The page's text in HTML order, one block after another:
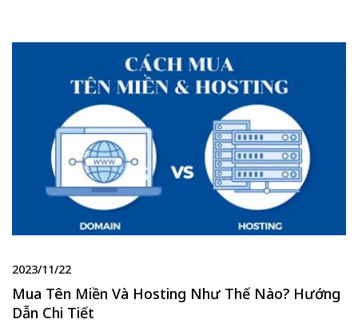
2023/11/22
Mua Tên Miền Và Hosting Như Thế Nào? Hướng
Dẫn Chi Tiết